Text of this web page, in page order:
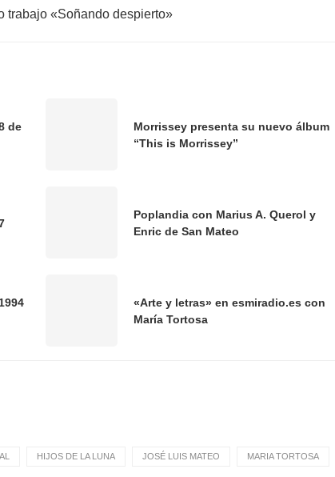
trabajo «Soñando despierto»
de
Morrissey presenta su nuevo álbum
“This is Morrissey”
Poplandia con Marius A. Querol y
Enric de San Mateo
«Arte y letras» en esmiradio.es con
María Tortosa
HIJOS DE LA LUNA JOSÉ LUIS MATEO MARIA TORTOSA